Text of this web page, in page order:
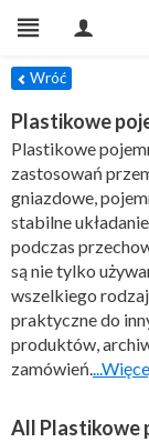
Wróć
Plastikowe
Plastikowe
zastosowań
gniazdowe,
stabilne
podczas
są nie tylko
wszelkiego
praktyczne do
produktów,
zamówień.
All Plastikowe